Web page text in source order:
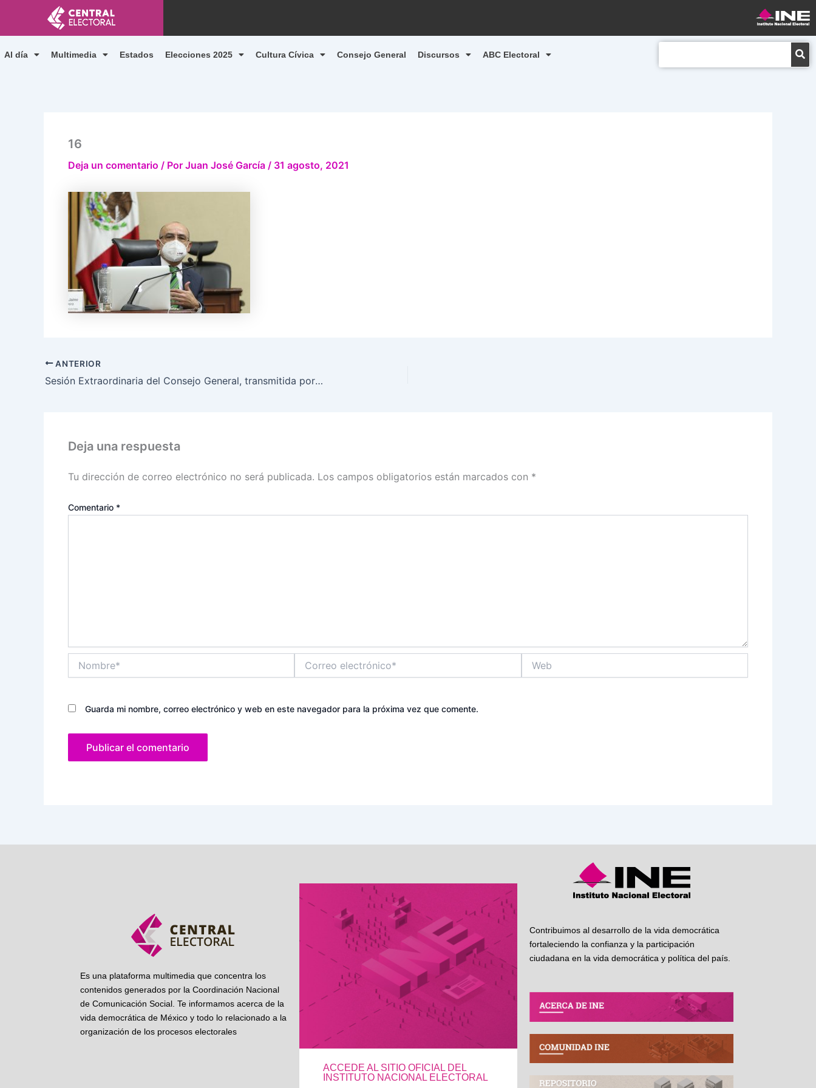
contenido
Al día Multimedia Estados Elecciones 2025 Cultura Cívica Consejo General Discursos ABC Electoral
16
Deja un comentario / Por Juan José García / 31 agosto, 2021
ANTERIOR
Sesión Extraordinaria del Consejo General, transmitida por la plataforma del INE, el día 23 de agosto de 2021
Deja una respuesta
Tu dirección de correo electrónico no será publicada. Los campos obligatorios están marcados con *
Comentario *
electrónico*
Guarda mi nombre, correo electrónico y web en este navegador para la próxima vez que comente.
Es una plataforma multimedia que concentra los
contenidos generados por la Coordinación Nacional
de Comunicación Social. Te informamos acerca de la
vida democrática de México y todo lo relacionado a la
organización de los procesos electorales
ACCEDE AL SITIO OFICIAL DEL
INSTITUTO NACIONAL ELECTORAL
Contribuimos al desarrollo de la vida democrática
fortaleciendo la confianza y la participación
ciudadana en la vida democrática y política del país.